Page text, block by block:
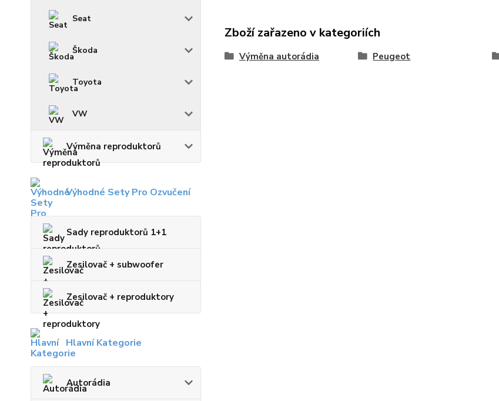
Seat
Škoda
Toyota
VW
Výměna reproduktorů
Výhodné Sety Pro Ozvučení
Sady reproduktorů 1+1
Zesilovač + subwoofer
Zesilovač + reproduktory
Hlavní Kategorie
Autorádia
Zboží zařazeno v kategoriích
Výměna autorádia Peugeot